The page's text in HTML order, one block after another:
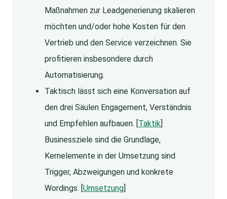
Maßnahmen zur Leadgenerierung skalieren
möchten und/oder hohe Kosten für den
Vertrieb und den Service verzeichnen. Sie
profitieren insbesondere durch
Automatisierung.
Taktisch lässt sich eine Konversation auf
den drei Säulen Engagement, Verständnis
und Empfehlen aufbauen. [ Taktik
Businessziele sind die Grundlage,
Kernelemente in der Umsetzung sind
Trigger, Abzweigungen und konkrete
Wordings. [ Umsetzung